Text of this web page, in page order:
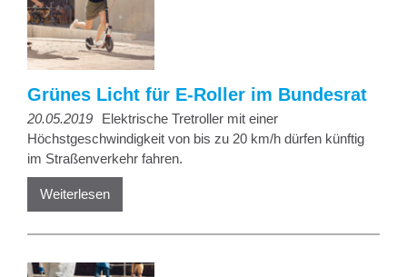
Grünes Licht für E-Roller im Bundesrat
20.05.2019
Elektrische Tretroller mit einer
Höchstgeschwindigkeit von bis zu 20 km/h dürfen künftig
im Straßenverkehr fahren.
Weiterlesen